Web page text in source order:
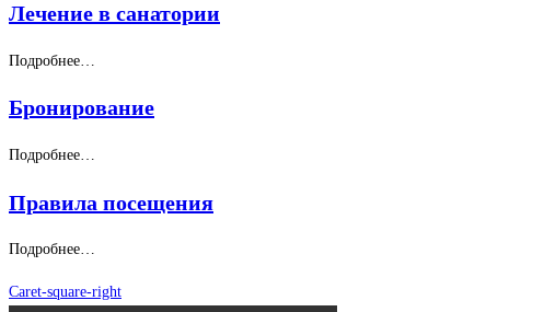
Лечение в санатории
Подробнее…
Бронирование
Подробнее…
Правила посещения
Подробнее…
Caret-square-right